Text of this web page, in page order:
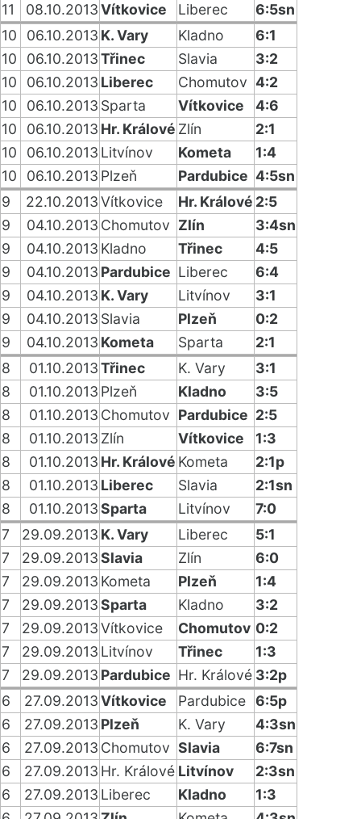
11
08.10.2013Vítkovice Liberec
6:5sn
10
06.10.2013 K. Vary Kladno
6:1
10
06.10.2013Třinec Slavia
3:2
10
06.10.2013 Liberec Chomutov 4:2
10
06.10.2013 Sparta Vítkovice
4:6
10
06.10.2013 Hr. Králové Zlín
2:1
10
06.10.2013 Litvínov Kometa
1:4
10
06.10.2013 Plzeň Pardubice 4:5sn
9
22.10.2013Vítkovice Hr. Králové 2:5
9
04.10.2013 Chomutov Zlín
3:4sn
9
04.10.2013 Kladno Třinec
4:5
9
04.10.2013 Pardubice Liberec
6:4
9
04.10.2013 K. Vary Litvínov
3:1
9
04.10.2013 Slavia Plzeň
0:2
9
04.10.2013 Kometa Sparta
2:1
8
01.10.2013Třinec K. Vary
3:1
8
01.10.2013 Plzeň Kladno
3:5
8
01.10.2013 Chomutov Pardubice 2:5
8
01.10.2013 Zlín Vítkovice
1:3
8
01.10.2013 Hr. Králové Kometa
2:1p
8
01.10.2013 Liberec Slavia
2:1sn
8
01.10.2013Sparta Litvínov
7:0
7
29.09.2013 K. Vary Liberec
5:1
7
29.09.2013Slavia Zlín
6:0
7
29.09.2013 Kometa Plzeň
1:4
7
29.09.2013Sparta Kladno
3:2
7
29.09.2013Vítkovice Chomutov 0:2
7
29.09.2013 Litvínov Třinec
1:3
7
29.09.2013 Pardubice Hr. Králové 3:2p
6
27.09.2013Vítkovice Pardubice 6:5p
6
27.09.2013 Plzeň K. Vary
4:3sn
6
27.09.2013 Chomutov Slavia
6:7sn
6
27.09.2013 Hr. Králové Litvínov
2:3sn
6
27.09.2013 Liberec Kladno
1:3